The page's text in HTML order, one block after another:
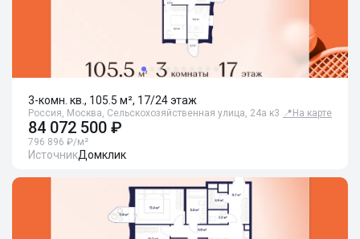
3-комн. кв., 105.5 м², 17/24 этаж
Россия, Москва, Сельскохозяйственная улица, 24а к3 📍 На карте
84 072 500 ₽
796 896 ₽/м²
ИсточникДомклик